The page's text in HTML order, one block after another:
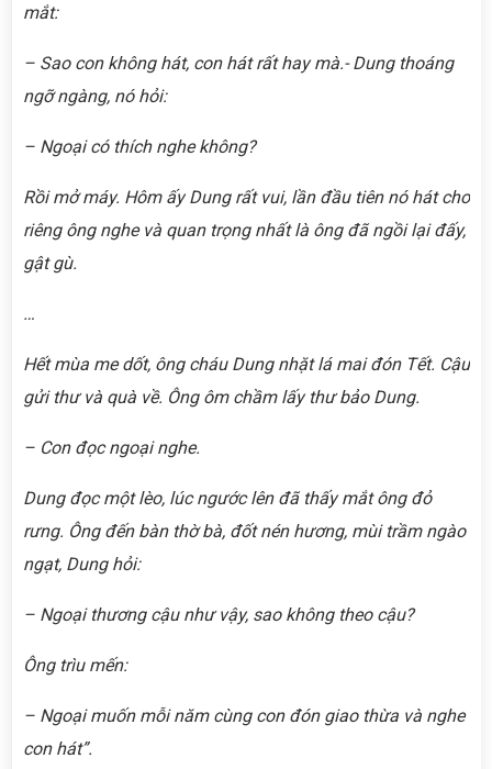
mắt:
– Sao con không hát, con hát rất hay mà.- Dung thoáng
ngỡ ngàng, nó hỏi:
– Ngoại có thích nghe không?
Rồi mở máy. Hôm ấy Dung rất vui, lần đầu tiên nó hát cho
riêng ông nghe và quan trọng nhất là ông đã ngồi lại đấy,
gật gù.
…
Hết mùa me dốt, ông cháu Dung nhặt lá mai đón Tết. Cậu
gửi thư và quà về. Ông ôm chầm lấy thư bảo Dung.
– Con đọc ngoại nghe.
Dung đọc một lèo, lúc ngước lên đã thấy mắt ông đỏ
rưng. Ông đến bàn thờ bà, đốt nén hương, mùi trầm ngào
ngạt, Dung hỏi:
– Ngoại thương cậu như vậy, sao không theo cậu?
Ông trìu mến:
– Ngoại muốn mỗi năm cùng con đón giao thừa và nghe
con hát”.